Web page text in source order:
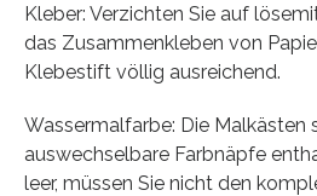
Kleber: Verzichten Sie auf
das Zusammenkleben von
Klebestift völlig ausreichend.
Wassermalfarbe: Die Malkästen
auswechselbare Farbnäpfe
leer, müssen Sie nicht den